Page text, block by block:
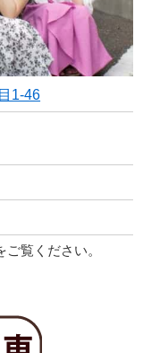
1-46
覧ください。